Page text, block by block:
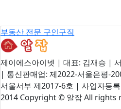
부동산 전문 구인구직
제이에스아이넷 | 대표: 김재승 |
| 통신판매업: 제2022-서울은평-
서울서부 제2017-6호 | 사업자등
2014 Copyright © 알잡 All rights